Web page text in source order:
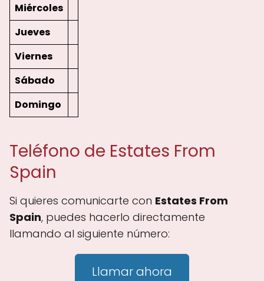
Miércoles
Jueves
Viernes
Sábado
Domingo
Teléfono de Estates From
Spain
Si quieres comunicarte con Estates From
Spain, puedes hacerlo directamente
llamando al siguiente número:
Llamar ahora